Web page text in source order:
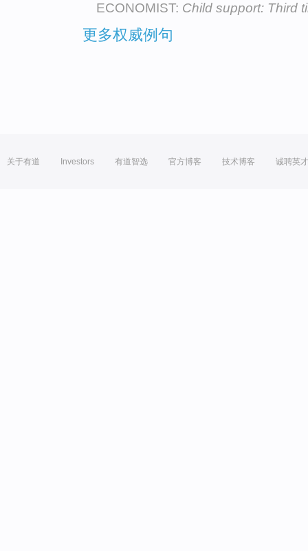
ECONOMIST: Child support: Third
更多权威例句
关于有道 Investors 有道智选 官方博客 技术博客 诚聘英才